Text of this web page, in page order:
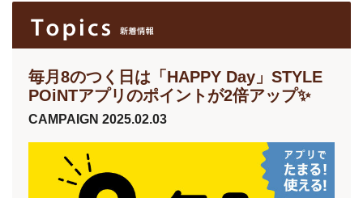
毎月8のつく日は「HAPPY Day」STYLE
POiNTアプリのポイントが2倍アップ✨
CAMPAIGN 2025.02.03